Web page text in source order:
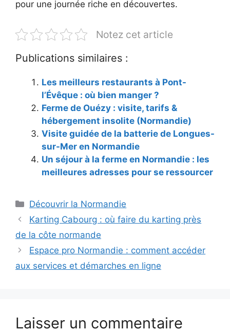
pour une journée riche en découvertes.
Notez cet article
Publications similaires :
Les meilleurs restaurants à Pont-
l’Évêque : où bien manger ?
Ferme de Ouézy : visite, tarifs &
hébergement insolite (Normandie)
Visite guidée de la batterie de Longues-
sur-Mer en Normandie
Un séjour à la ferme en Normandie : les
meilleures adresses pour se ressourcer
Catégories
Découvrir la Normandie
Karting Cabourg : où faire du karting près
de la côte normande
Espace pro Normandie : comment accéder
aux services et démarches en ligne
Laisser un commentaire